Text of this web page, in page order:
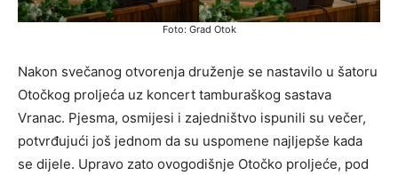
Foto: Grad Otok
Nakon svečanog otvorenja druženje se nastavilo u šatoru
Otočkog proljeća uz koncert tamburaškog sastava
Vranac. Pjesma, osmijesi i zajedništvo ispunili su večer,
potvrđujući još jednom da su uspomene najljepše kada
se dijele. Upravo zato ovogodišnje Otočko proljeće, pod